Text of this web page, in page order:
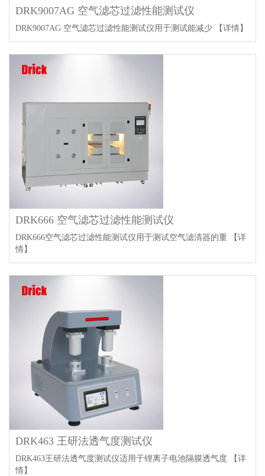
DRK9007AG 空气滤芯过滤性能测试仪
DRK9007AG 空气滤芯过滤性能测试仪用于测试能减少 【详情】
DRK666 空气滤芯过滤性能测试仪
DRK666空气滤芯过滤性能测试仪用于测试空气滤清器的重
【详
情】
DRK463 王研法透气度测试仪
DRK463王研法透气度测试仪适用于锂离子电池隔膜透气度
【详
情】